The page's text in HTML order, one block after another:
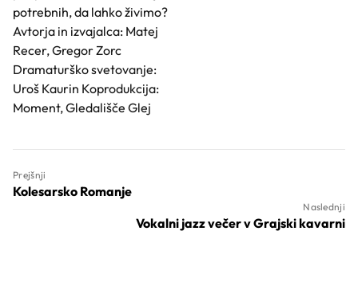
potrebnih, da lahko živimo?
Avtorja in izvajalca: Matej
Recer, Gregor Zorc
Dramaturško svetovanje:
Uroš Kaurin Koprodukcija:
Moment, Gledališče Glej
Prejšnji
Kolesarsko Romanje
Naslednji
Vokalni jazz večer v Grajski kavarni